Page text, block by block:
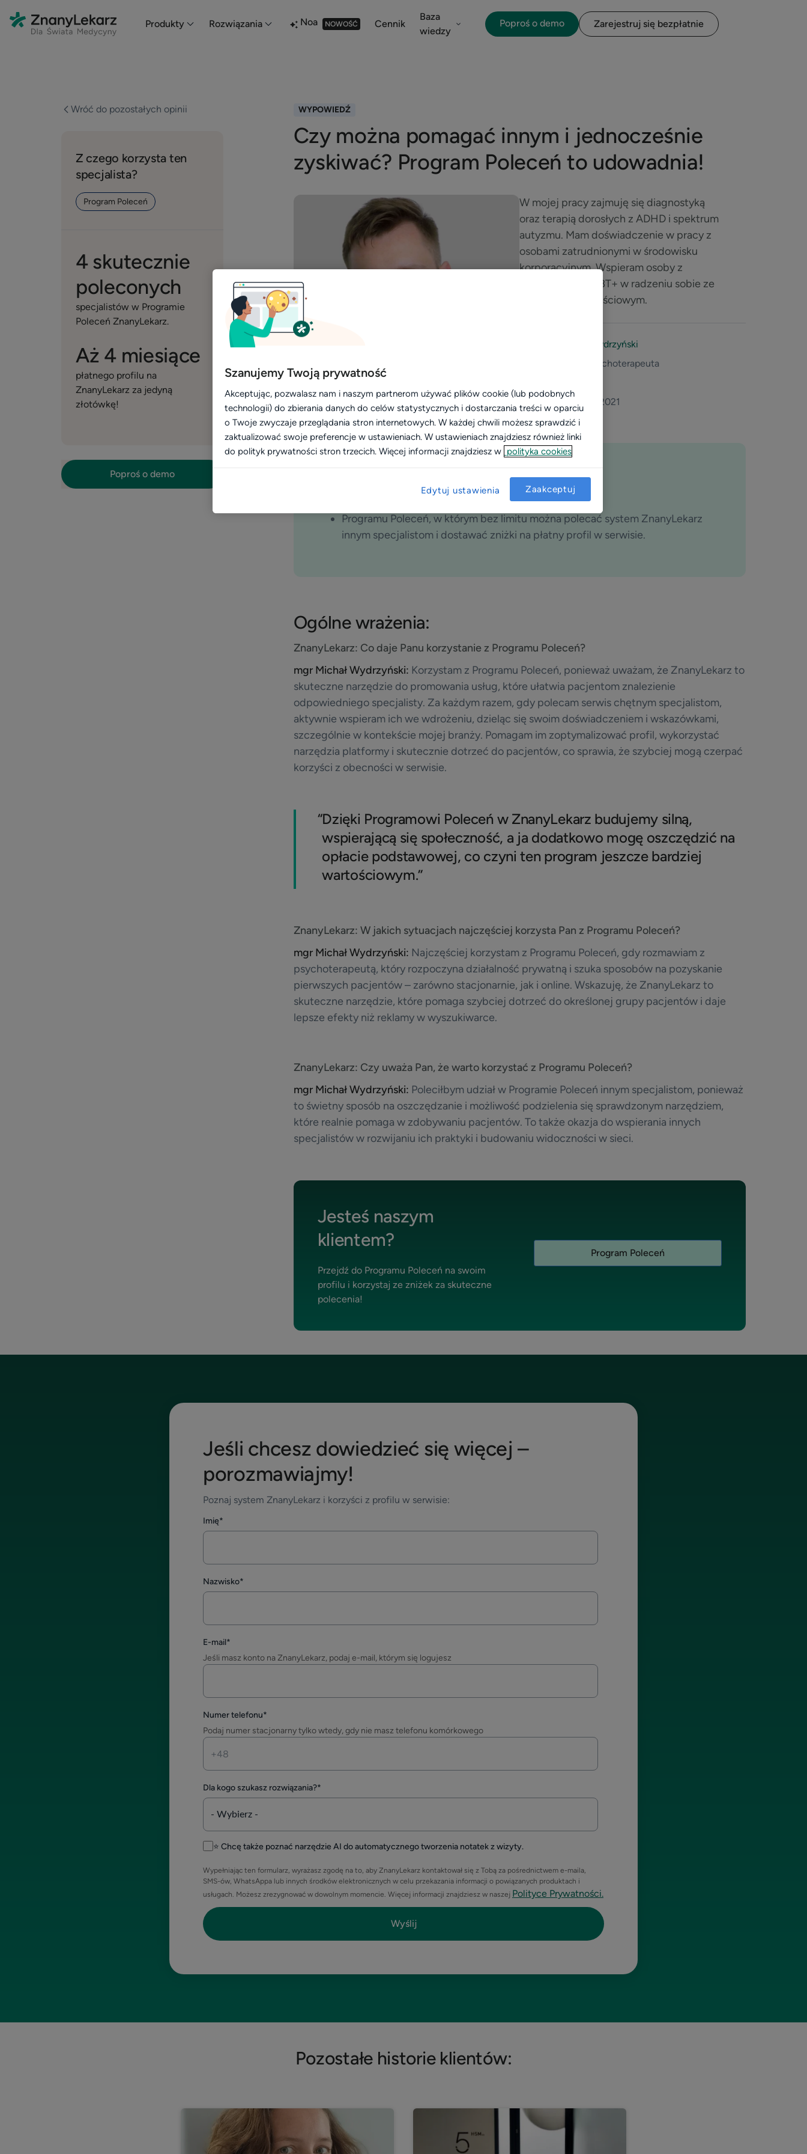
Produkty Rozwiązania Noa NOWOŚĆ Cennik
Baza
wiedzy
Poproś o demo Zarejestruj się bezpłatnie
Wróć do pozostałych opinii
Z czego korzysta ten
specjalista?
Program Poleceń
4 skutecznie
poleconych
specjalistów w Programie
Poleceń ZnanyLekarz.
Aż 4 miesiące
płatnego profilu na
ZnanyLekarz za jedyną
złotówkę!
Poproś o demo
WYPOWIEDŹ
Czy można pomagać innym i jednocześnie
zyskiwać? Program Poleceń to udowadnia!
W mojej pracy zajmuję się diagnostyką
oraz terapią dorosłych z ADHD i spektrum
autyzmu. Mam doświadczenie w pracy z
osobami zatrudnionymi w środowisku
korporacyjnym. Wspieram osoby z
społeczności LGBT+ w radzeniu sobie ze
stresem mniejszościowym.
mgr Michał Wydrzyński
Psycholog, psychoterapeuta
w serwisie od 2021
Aktywnie korzysta z:
Programu Poleceń, w którym bez limitu można polecać system ZnanyLekarz
innym specjalistom i dostawać zniżki na płatny profil w serwisie.
Ogólne wrażenia:
ZnanyLekarz: Co daje Panu korzystanie z Programu Poleceń?
mgr Michał Wydrzyński: Korzystam z Programu Poleceń, ponieważ uważam, że ZnanyLekarz to
skuteczne narzędzie do promowania usług, które ułatwia pacjentom znalezienie
odpowiedniego specjalisty. Za każdym razem, gdy polecam serwis chętnym specjalistom,
aktywnie wspieram ich we wdrożeniu, dzieląc się swoim doświadczeniem i wskazówkami,
szczególnie w kontekście mojej branży. Pomagam im zoptymalizować profil, wykorzystać
narzędzia platformy i skutecznie dotrzeć do pacjentów, co sprawia, że szybciej mogą czerpać
korzyści z obecności w serwisie.
“Dzięki Programowi Poleceń w ZnanyLekarz budujemy silną,
wspierającą się społeczność, a ja dodatkowo mogę oszczędzić na
opłacie podstawowej, co czyni ten program jeszcze bardziej
wartościowym.”
ZnanyLekarz: W jakich sytuacjach najczęściej korzysta Pan z Programu Poleceń?
mgr Michał Wydrzyński: Najczęściej korzystam z Programu Poleceń, gdy rozmawiam z
psychoterapeutą, który rozpoczyna działalność prywatną i szuka sposobów na pozyskanie
pierwszych pacjentów – zarówno stacjonarnie, jak i online. Wskazuję, że ZnanyLekarz to
skuteczne narzędzie, które pomaga szybciej dotrzeć do określonej grupy pacjentów i daje
lepsze efekty niż reklamy w wyszukiwarce.
ZnanyLekarz: Czy uważa Pan, że warto korzystać z Programu Poleceń?
mgr Michał Wydrzyński: Poleciłbym udział w Programie Poleceń innym specjalistom, ponieważ
to świetny sposób na oszczędzanie i możliwość podzielenia się sprawdzonym narzędziem,
które realnie pomaga w zdobywaniu pacjentów. To także okazja do wspierania innych
specjalistów w rozwijaniu ich praktyki i budowaniu widoczności w sieci.
Jesteś naszym
klientem?
Przejdź do Programu Poleceń na swoim
profilu i korzystaj ze zniżek za skuteczne
polecenia!
Program Poleceń
Jeśli chcesz dowiedzieć się więcej –
porozmawiajmy!
Poznaj system ZnanyLekarz i korzyści z profilu w serwisie:
Imię*
Nazwisko*
E-mail*
Jeśli masz konto na ZnanyLekarz, podaj e-mail, którym się logujesz
Numer telefonu*
Podaj numer stacjonarny tylko wtedy, gdy nie masz telefonu komórkowego
Dla kogo szukasz rozwiązania?*
⭐ Chcę także poznać narzędzie AI do automatycznego tworzenia notatek z wizyty.
Wypełniając ten formularz, wyrażasz zgodę na to, aby ZnanyLekarz kontaktował się z Tobą za pośrednictwem e-maila,
SMS-ów, WhatsAppa lub innych środków elektronicznych w celu przekazania informacji o powiązanych produktach i
usługach. Możesz zrezygnować w dowolnym momencie. Więcej informacji znajdziesz w naszej Polityce Prywatności.
Pozostałe historie klientów:
Szanujemy Twoją prywatność
Akceptując, pozwalasz nam i naszym partnerom używać plików cookie (lub podobnych
technologii) do zbierania danych do celów statystycznych i dostarczania treści w oparciu
o Twoje zwyczaje przeglądania stron internetowych. W każdej chwili możesz sprawdzić i
zaktualizować swoje preferencje w ustawieniach. W ustawieniach znajdziesz również linki
do polityk prywatności stron trzecich. Więcej informacji znajdziesz w polityka cookies
Edytuj ustawienia Zaakceptuj